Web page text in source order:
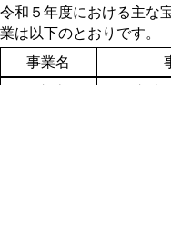
令和５年度における主な
業は以下のとおりです。
事業名